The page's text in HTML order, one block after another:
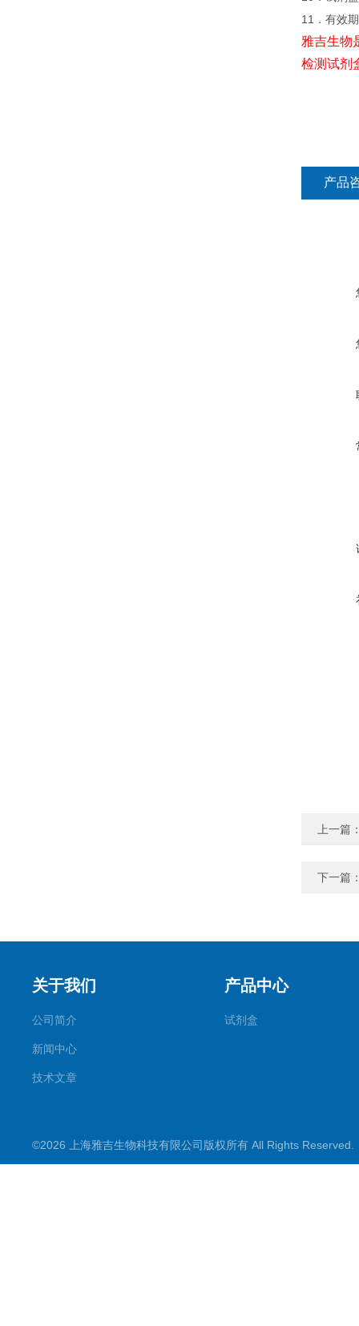
11．有效
雅吉生物
检测试剂
产品
上一篇
下一篇
关于我们
公司简介
新闻中心
技术文章
产品中心
试剂盒
©2026 上海雅吉生物科技有限公司版权所有 All Rights